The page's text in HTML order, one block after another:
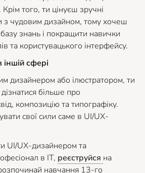
того, ти цінуєш зручні
з чудовим дизайном, тому хочеш
знань і покращити навички
та користувацького інтерфейсу.
сфері
дизайнером або ілюстратором, ти
більше про
композицію та типографіку.
свої сили саме в UI/UX-
UI/UX-дизайнером та
в ІТ, реєструйся на
навчання 13-го